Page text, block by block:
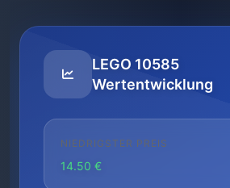
LEGO 10585
Wertentwicklung
NIEDRIGSTER PREIS
14.50 €